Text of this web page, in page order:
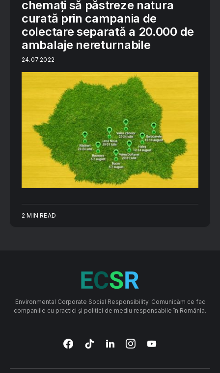
chemați să păstreze natura
curată prin campania de
colectare separată a 20.000 de
ambalaje nereturnabile
24.07.2022
2 MIN READ
Environmental Corporate Social Responsibility. Comunicăm ce fac
companiile cu practici și politici de mediu responsabile în România.